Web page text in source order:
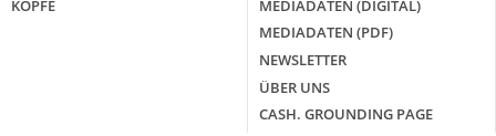
WEITERE ARTIKEL
zurückweiter
KÖPFE
MEDIADATEN (DIGITAL)
MEDIADATEN (PDF)
NEWSLETTER
ÜBER UNS
CASH. GROUNDING PAGE